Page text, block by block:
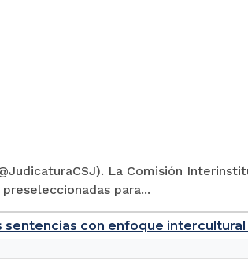
La Comisión
para...
con enfoque intercultural